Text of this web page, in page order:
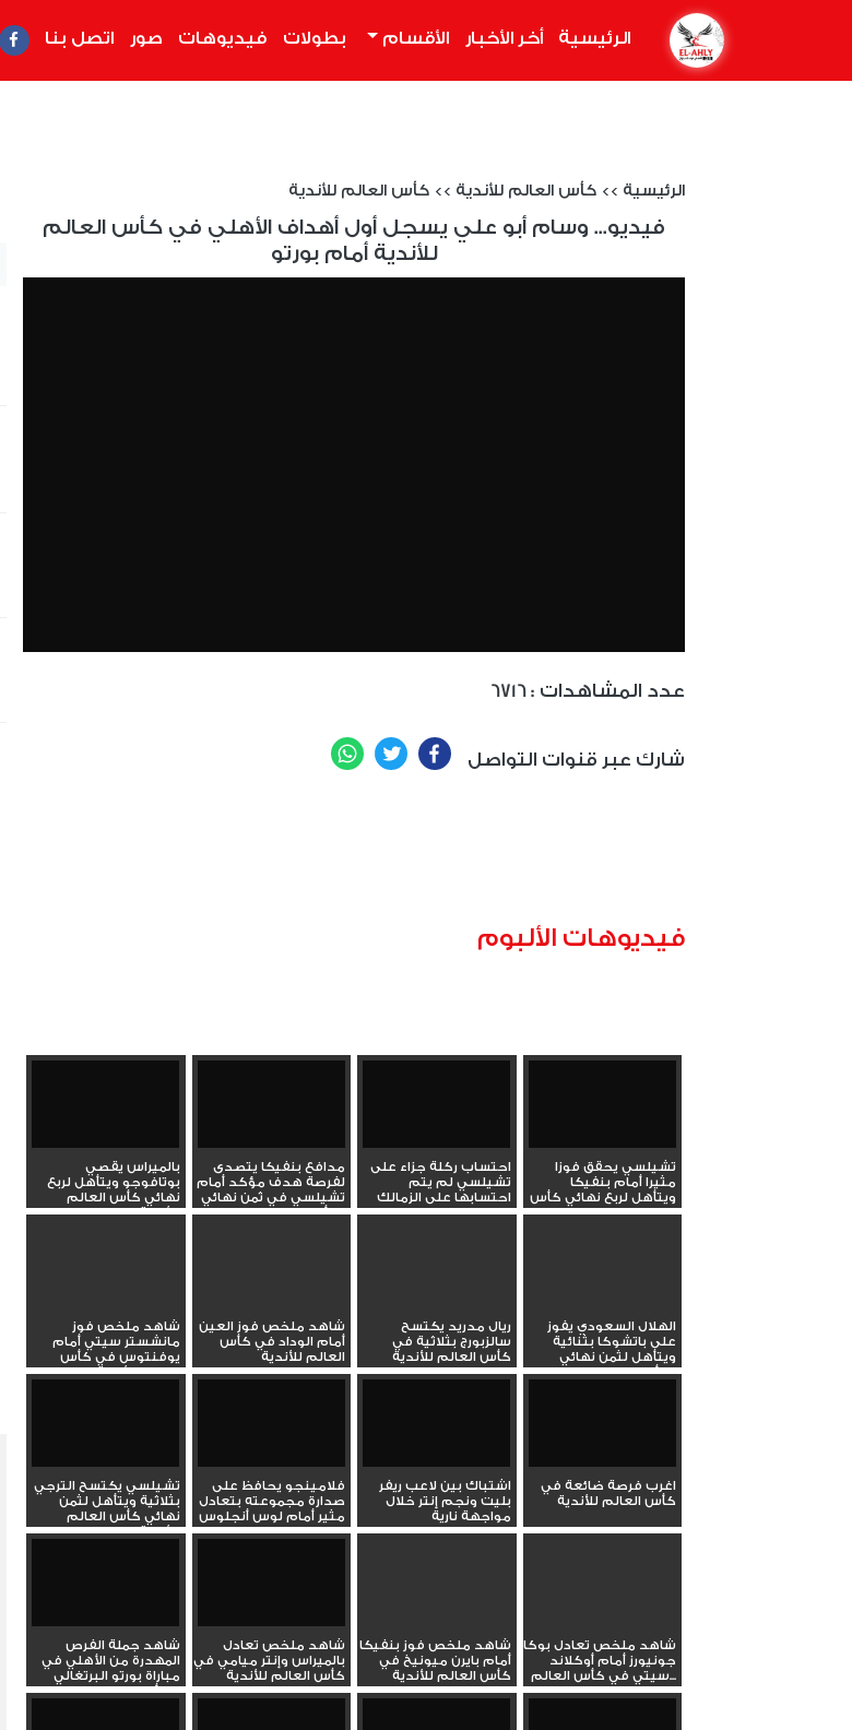
الرئيسية أخر الأخبار الأقسام بطولات فيديوهات صور اتصل بنا
الرئيسية >> كأس العالم للأندية >> كأس العالم للأندية
فيديو... وسام أبو علي يسجل أول أهداف الأهلي في كأس العالم
للأندية أمام بورتو
6716 : عدد المشاهدات
شارك عبر قنوات التواصل Facebook
Twitter
WhatsApp
فيديوهات الألبوم
تشيلسي يحقق فوزا
مثيرا أمام بنفيكا
ويتأهل لربع نهائي كأس
العالم...
احتساب ركلة جزاء على
تشيلسي لم يتم
احتسابها على الزمالك
من قبل
مدافع بنفيكا يتصدى
لفرصة هدف مؤكد أمام
تشيلسي في ثمن نهائي
كأس...
بالميراس يقصي
بوتافوجو ويتأهل لربع
نهائي كأس العالم
للأندية
الهلال السعودي يفوز
على باتشوكا بثنائية
ويتأهل لثمن نهائي
كأس...
ريال مدريد يكتسح
سالزبورج بثلاثية في
كأس العالم للأندية
شاهد ملخص فوز العين
أمام الوداد في كأس
العالم للأندية
شاهد ملخص فوز
مانشستر سيتي أمام
يوفنتوس في كأس
العالم للأندية
اغرب فرصة ضائعة في
كأس العالم للأندية
اشتباك بين لاعب ريفر
بليت ونجم إنتر خلال
مواجهة نارية
فلامينجو يحافظ على
صدارة مجموعته بتعادل
مثير أمام لوس أنجلوس
في...
تشيلسي يكتسح الترجي
بثلاثية ويتأهل لثمن
نهائي كأس العالم
للأندية
شاهد ملخص تعادل بوكا
جونيورز أمام أوكلاند
سيتي في كأس العالم...
شاهد ملخص فوز بنفيكا
أمام بايرن ميونيخ في
كأس العالم للأندية
شاهد ملخص تعادل
بالميراس وإنتر ميامي في
كأس العالم للأندية
شاهد جملة الفرص
المهدرة من الأهلي في
مباراة بورتو البرتغالي
بكأس...